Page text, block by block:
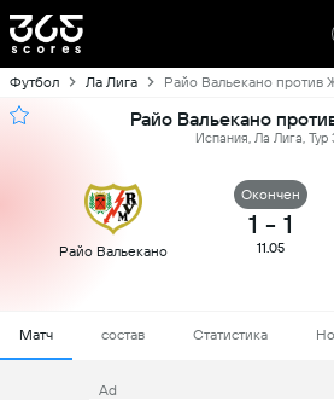
Футбол Ла Лига Райо Вальекано против
Райо Вальекано
Испания, Ла Лига, Тур
Райо Вальекано
Oкончен
1 - 1
11.05
Матч состав Статистика
Ad